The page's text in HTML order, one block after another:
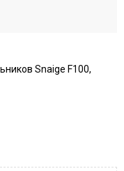
Snaige F100,